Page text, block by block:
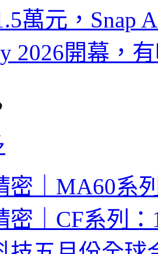
萬元，Snap
2026開幕，
密｜MA60系
密｜CF系列：